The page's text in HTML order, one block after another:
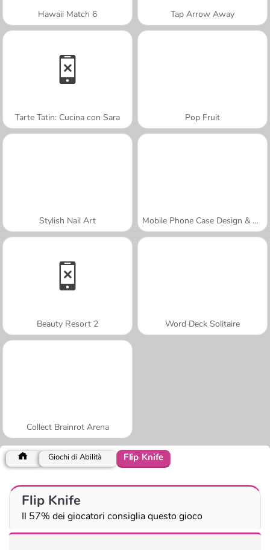
Hawaii Match 6 Tap Arrow Away
Tarte Tatin: Cucina con Sara Pop Fruit
Stylish Nail Art Mobile Phone Case Design & DIY
Beauty Resort 2 Word Deck Solitaire
Collect Brainrot Arena
Giochi di Abilità Flip Knife
Flip Knife
Il 57% dei giocatori consiglia questo gioco